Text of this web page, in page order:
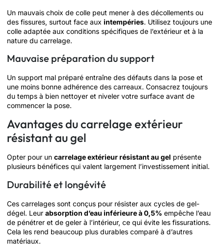
Un mauvais choix de colle peut mener à des décollements ou
des fissures, surtout face aux intempéries. Utilisez toujours une
colle adaptée aux conditions spécifiques de l’extérieur et à la
nature du carrelage.
Mauvaise préparation du support
Un support mal préparé entraîne des défauts dans la pose et
une moins bonne adhérence des carreaux. Consacrez toujours
du temps à bien nettoyer et niveler votre surface avant de
commencer la pose.
Avantages du carrelage extérieur
résistant au gel
Opter pour un carrelage extérieur résistant au gel présente
plusieurs bénéfices qui valent largement l’investissement initial.
Durabilité et longévité
Ces carrelages sont conçus pour résister aux cycles de gel-
dégel. Leur absorption d’eau inférieure à 0,5% empêche l’eau
de pénétrer et de geler à l’intérieur, ce qui évite les fissurations.
Cela les rend beaucoup plus durables comparé à d’autres
matériaux.